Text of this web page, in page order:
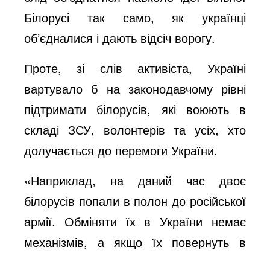
Білорусі так само, як українці
об’єдналися і дають відсіч ворогу.
Проте, зі слів активіста, Україні
вартувало б на законодавчому рівні
підтримати білорусів, які воюють в
складі ЗСУ, волонтерів та усіх, хто
долучається до перемоги України.
«Наприклад, на даний час двоє
білорусів попали в полон до російської
армії. Обміняти їх в України немає
механізмів, а якщо їх повернуть в